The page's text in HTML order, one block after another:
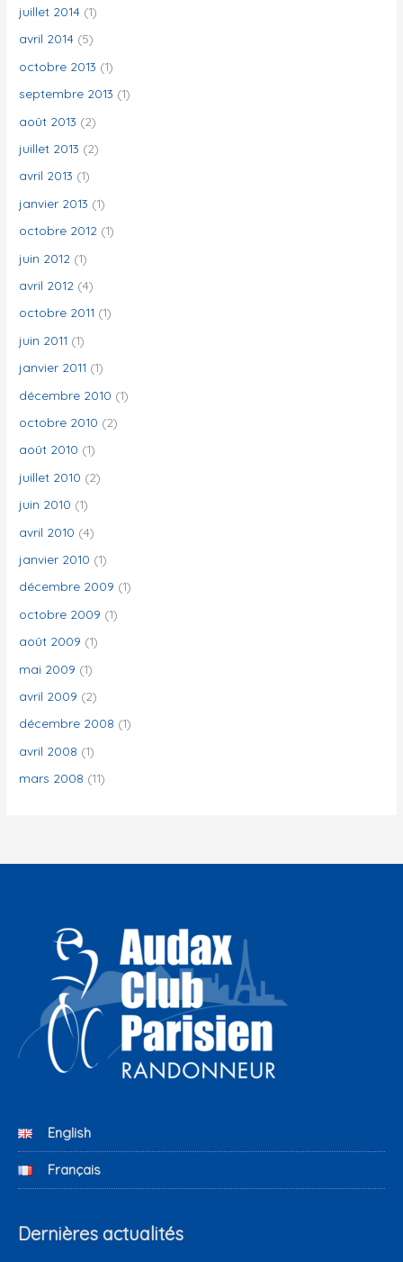
juillet 2014 (1)
avril 2014 (5)
octobre 2013 (1)
septembre 2013 (1)
août 2013 (2)
juillet 2013 (2)
avril 2013 (1)
janvier 2013 (1)
octobre 2012 (1)
juin 2012 (1)
avril 2012 (4)
octobre 2011 (1)
juin 2011 (1)
janvier 2011 (1)
décembre 2010 (1)
octobre 2010 (2)
août 2010 (1)
juillet 2010 (2)
juin 2010 (1)
avril 2010 (4)
janvier 2010 (1)
décembre 2009 (1)
octobre 2009 (1)
août 2009 (1)
mai 2009 (1)
avril 2009 (2)
décembre 2008 (1)
avril 2008 (1)
mars 2008 (11)
English
Français
Dernières actualités